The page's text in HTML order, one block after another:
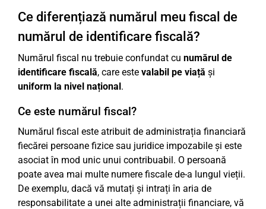
Ce diferențiază numărul meu fiscal de
numărul de identificare fiscală?
Numărul fiscal nu trebuie confundat cu numărul de
identificare fiscală, care este valabil pe viață și
uniform la nivel național.
Ce este numărul fiscal?
Numărul fiscal este atribuit de administrația financiară
fiecărei persoane fizice sau juridice impozabile și este
asociat în mod unic unui contribuabil. O persoană
poate avea mai multe numere fiscale de-a lungul vieții.
De exemplu, dacă vă mutați și intrați în aria de
responsabilitate a unei alte administrații financiare, vă